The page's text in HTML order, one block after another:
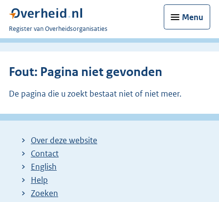
Menu
U
bent
Register van Overheidsorganisaties
Fout: Pagina niet gevonden
De pagina die u zoekt bestaat niet of niet meer.
Over deze website
Contact
English
Help
Zoeken